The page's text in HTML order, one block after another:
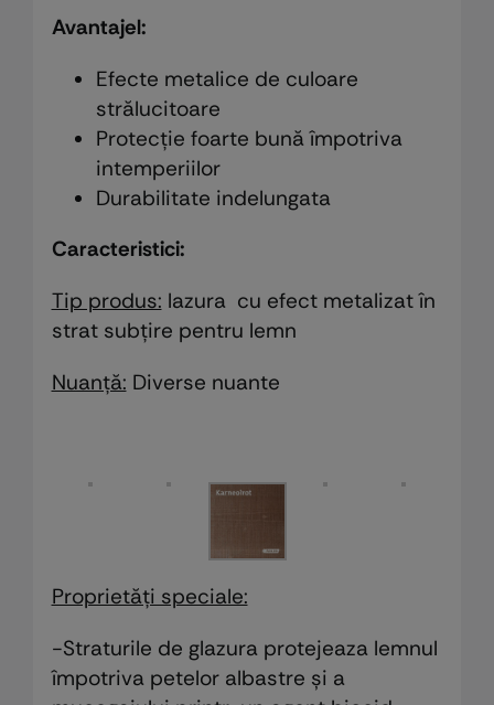
Avantajel:
Efecte metalice de culoare
strălucitoare
Protecție foarte bună împotriva
intemperiilor
Durabilitate indelungata
Caracteristici:
Tip produs: lazura cu efect metalizat în
strat subțire pentru lemn
Nuanţă: Diverse nuante
Proprietăți speciale:
-Straturile de glazura protejeaza lemnul
împotriva petelor albastre și a